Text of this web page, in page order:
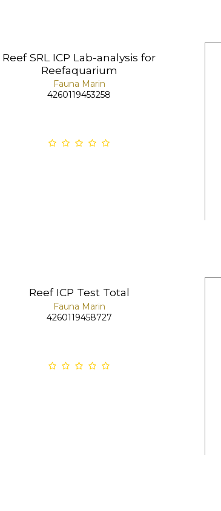
Reef SRL ICP Lab-analysis for
Reefaquarium
Fauna Marin
4260119453258
Reef ICP Test Total
Fauna Marin
4260119458727